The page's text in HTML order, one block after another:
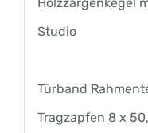
Studio
Türband
Tragzapfen 8 x